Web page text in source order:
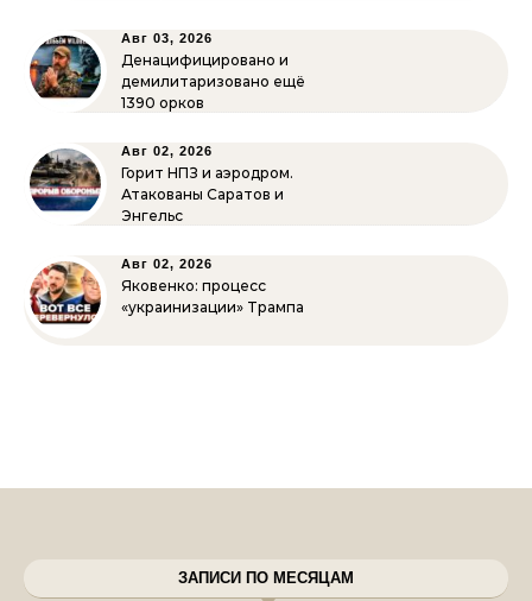
Авг 03, 2026
Денацифицировано и
демилитаризовано ещё
1390 орков
Авг 02, 2026
Горит НПЗ и аэродром.
Атакованы Саратов и
Энгельс
Авг 02, 2026
Яковенко: процесс
«украинизации» Трампа
ЗАПИСИ ПО МЕСЯЦАМ